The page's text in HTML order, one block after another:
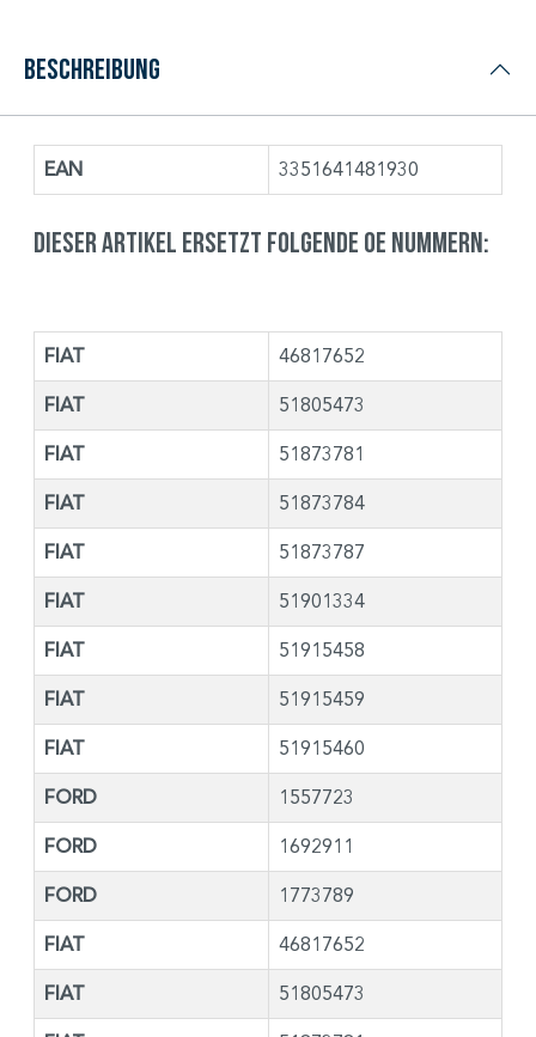
Beschreibung
EAN 3351641481930
Dieser Artikel ersetzt folgende OE Nummern:
FIAT 46817652
FIAT 51805473
FIAT 51873781
FIAT 51873784
FIAT 51873787
FIAT 51901334
FIAT 51915458
FIAT 51915459
FIAT 51915460
FORD 1557723
FORD 1692911
FORD 1773789
FIAT 46817652
FIAT 51805473